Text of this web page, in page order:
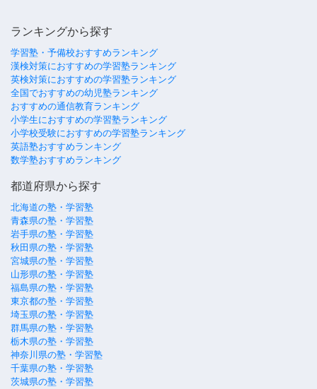
ランキングから探す
学習塾・予備校おすすめランキング
漢検対策におすすめの学習塾ランキング
英検対策におすすめの学習塾ランキング
全国でおすすめの幼児塾ランキング
おすすめの通信教育ランキング
小学生におすすめの学習塾ランキング
小学校受験におすすめの学習塾ランキング
英語塾おすすめランキング
数学塾おすすめランキング
都道府県から探す
北海道の塾・学習塾
青森県の塾・学習塾
岩手県の塾・学習塾
秋田県の塾・学習塾
宮城県の塾・学習塾
山形県の塾・学習塾
福島県の塾・学習塾
東京都の塾・学習塾
埼玉県の塾・学習塾
群馬県の塾・学習塾
栃木県の塾・学習塾
神奈川県の塾・学習塾
千葉県の塾・学習塾
茨城県の塾・学習塾